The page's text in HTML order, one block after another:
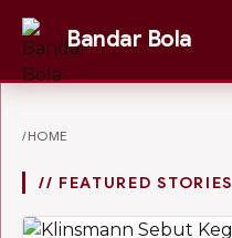
Bandar Bola
/HOME
// FEATURED STORIES